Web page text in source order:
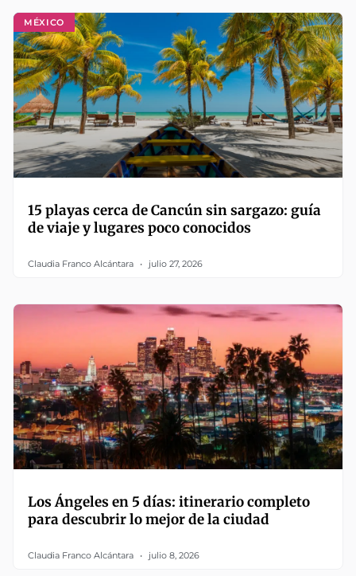
MÉXICO
15 playas cerca de Cancún sin sargazo: guía
de viaje y lugares poco conocidos
Claudia Franco Alcántara julio 27, 2026
Los Ángeles en 5 días: itinerario completo
para descubrir lo mejor de la ciudad
Claudia Franco Alcántara julio 8, 2026